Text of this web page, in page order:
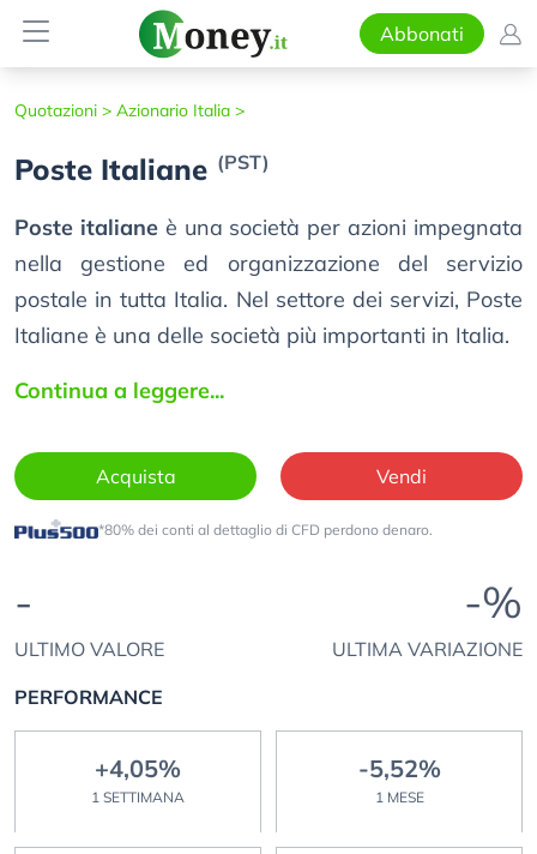
Abbonati
Quotazioni > Azionario Italia >
Poste Italiane (PST)
Poste italiane è una società per azioni impegnata
nella gestione ed organizzazione del servizio
postale in tutta Italia. Nel settore dei servizi, Poste
Italiane è una delle società più importanti in Italia.
Continua a leggere...
Acquista Vendi
*80% dei conti al dettaglio di CFD perdono denaro.
-
ULTIMO VALORE
-%
ULTIMA VARIAZIONE
PERFORMANCE
+4,05%
1 SETTIMANA
-5,52%
1 MESE